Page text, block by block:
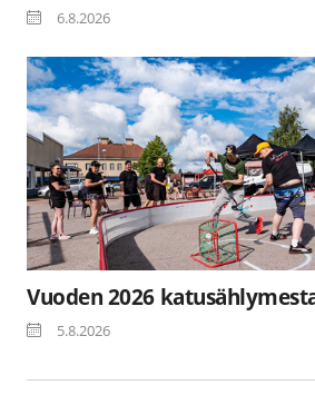
6.8.2026
Vuoden 2026
5.8.2026